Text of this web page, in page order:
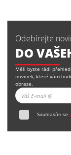
Odebírejte
DO
Měli byste rádi
novinek, které vám
obraze.
Souhlasím se